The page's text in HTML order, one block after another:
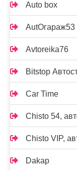
Auto box
AutOгараж53
Avtoreika76
Bitstop
Car Time
Chisto 54,
Chisto VIP,
Dakap